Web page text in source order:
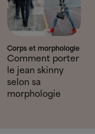
Corps et morphologie
Comment porter
le jean skinny
selon sa
morphologie